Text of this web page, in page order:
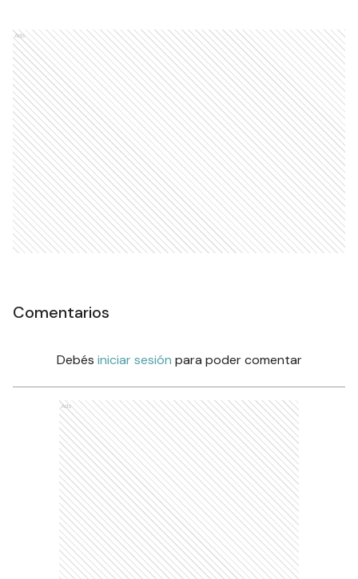
Ads
Comentarios
Debés iniciar sesión para poder comentar
Ads